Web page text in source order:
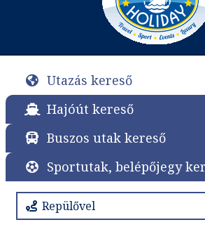
Utazás kereső
Hajóút kereső
Buszos utak kereső
Sportutak, belépőjegy